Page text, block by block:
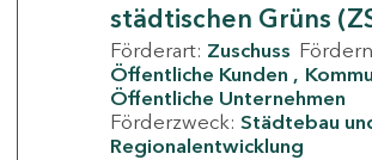
städtischen Grüns
Förderart: Zuschuss
Öffentliche Kunden
Öffentliche Unternehmen
Förderzweck: Städtebau
Regionalentwicklung